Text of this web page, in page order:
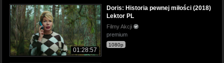
01:28:57
Doris: Historia pewnej miłości (2018)
Lektor PL
Filmy Akcji
premium
1080p